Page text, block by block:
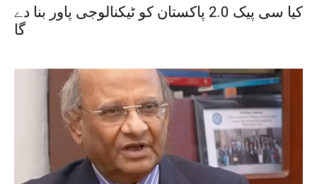
کیا سی پیک 2.0 پاکستان کو ٹیکنالوجی پاور بنا دے
گا